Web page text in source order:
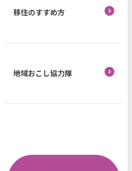
移住のすすめ方
地域おこし協力隊